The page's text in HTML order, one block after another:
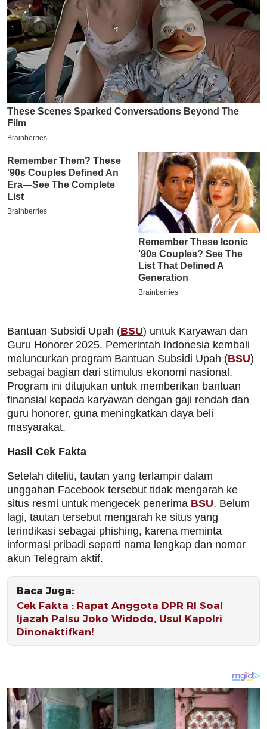
Bantuan Subsidi Upah (BSU) untuk Karyawan dan
Guru Honorer 2025. Pemerintah Indonesia kembali
meluncurkan program Bantuan Subsidi Upah (BSU)
sebagai bagian dari stimulus ekonomi nasional.
Program ini ditujukan untuk memberikan bantuan
finansial kepada karyawan dengan gaji rendah dan
guru honorer, guna meningkatkan daya beli
masyarakat.
Hasil Cek Fakta
Setelah diteliti, tautan yang terlampir dalam
unggahan Facebook tersebut tidak mengarah ke
situs resmi untuk mengecek penerima BSU. Belum
lagi, tautan tersebut mengarah ke situs yang
terindikasi sebagai phishing, karena meminta
informasi pribadi seperti nama lengkap dan nomor
akun Telegram aktif.
Baca Juga:
Cek Fakta : Rapat Anggota DPR RI Soal
Ijazah Palsu Joko Widodo, Usul Kapolri
Dinonaktifkan!